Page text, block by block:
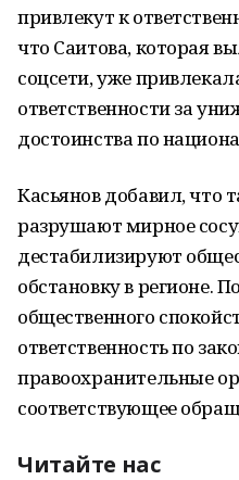
привлекут к
что Саитова, которая
соцсети, уже
ответственности за
достоинства по
Касьянов добавил, что
разрушают мирное
дестабилизируют
обстановку в регионе.
общественного
ответственность по
правоохранительные
соответствующее
Читайте нас